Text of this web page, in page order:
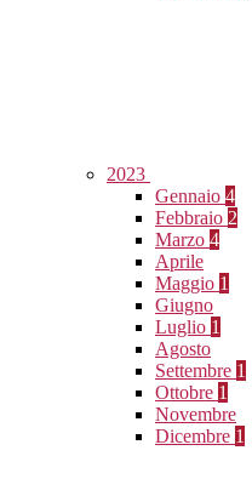
2023
Gennaio 4
Febbraio 2
Marzo 4
Aprile
Maggio 1
Giugno
Luglio 1
Agosto
Settembre 1
Ottobre 1
Novembre
Dicembre 1